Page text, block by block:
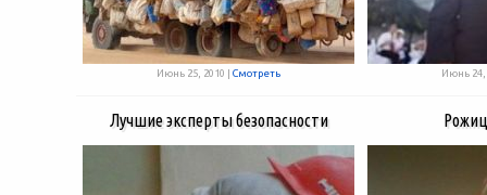
Июнь 25, 2010 | Смотреть Июнь 24,
Лучшие эксперты безопасности